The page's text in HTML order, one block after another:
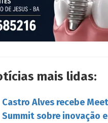
mais lidas:
Castro Alves recebe
Summit sobre inovação e